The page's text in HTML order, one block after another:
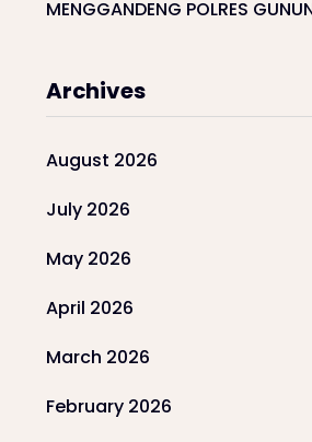
MENGGANDENG POLRES
Archives
August 2026
July 2026
May 2026
April 2026
March 2026
February 2026